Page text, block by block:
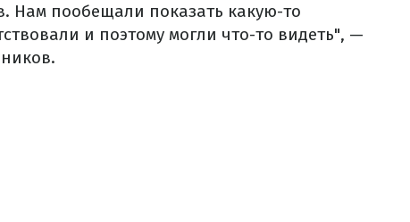
Нам пообещали показать какую-то
и поэтому могли что-то видеть", —